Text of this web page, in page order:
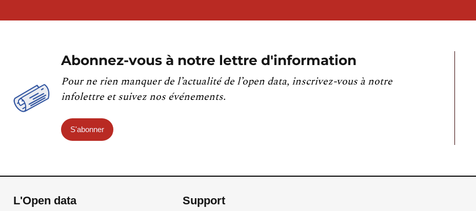
Abonnez-vous à notre lettre d'information
Pour ne rien manquer de l’actualité de l’open data, inscrivez-vous à notre
infolettre et suivez nos événements.
S'abonner
L'Open data Support